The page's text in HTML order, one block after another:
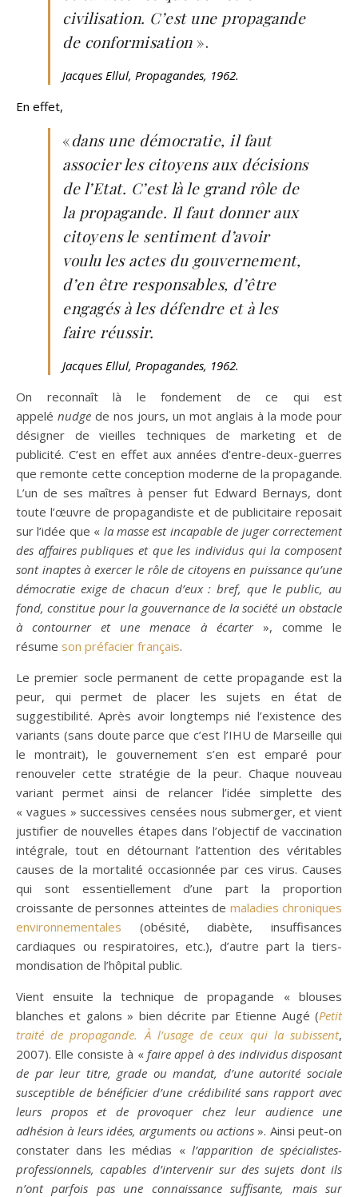
civilisation. C’est une propagande
de conformisation».
Jacques Ellul, Propagandes, 1962.
En effet,
«dans une démocratie, il faut
associer les citoyens aux décisions
de l’Etat. C’est là le grand rôle de
la propagande. Il faut donner aux
citoyens le sentiment d’avoir
voulu les actes du gouvernement,
d’en être responsables, d’être
engagés à les défendre et à les
faire réussir.
Jacques Ellul, Propagandes, 1962.
On reconnaît là le fondement de ce qui est
appelé nudge de nos jours, un mot anglais à la mode pour
désigner de vieilles techniques de marketing et de
publicité. C’est en effet aux années d’entre-deux-guerres
que remonte cette conception moderne de la propagande.
L’un de ses maîtres à penser fut Edward Bernays, dont
toute l’œuvre de propagandiste et de publicitaire reposait
sur l’idée que « la masse est incapable de juger correctement
des affaires publiques et que les individus qui la composent
sont inaptes à exercer le rôle de citoyens en puissance qu’une
démocratie exige de chacun d’eux : bref, que le public, au
fond, constitue pour la gouvernance de la société un obstacle
à contourner et une menace à écarter», comme le
résume son préfacier français.
Le premier socle permanent de cette propagande est la
peur, qui permet de placer les sujets en état de
suggestibilité. Après avoir longtemps nié l’existence des
variants (sans doute parce que c’est l’IHU de Marseille qui
le montrait), le gouvernement s’en est emparé pour
renouveler cette stratégie de la peur. Chaque nouveau
variant permet ainsi de relancer l’idée simplette des
« vagues » successives censées nous submerger, et vient
justifier de nouvelles étapes dans l’objectif de vaccination
intégrale, tout en détournant l’attention des véritables
causes de la mortalité occasionnée par ces virus. Causes
qui sont essentiellement d’une part la proportion
croissante de personnes atteintes de maladies chroniques
environnementales (obésité, diabète, insuffisances
cardiaques ou respiratoires, etc.), d’autre part la tiers-
mondisation de l’hôpital public.
Vient ensuite la technique de propagande « blouses
blanches et galons » bien décrite par Etienne Augé (Petit
traité de propagande. À l’usage de ceux qui la subissent,
2007). Elle consiste à « faire appel à des individus disposant
de par leur titre, grade ou mandat, d’une autorité sociale
susceptible de bénéficier d’une crédibilité sans rapport avec
leurs propos et de provoquer chez leur audience une
adhésion à leurs idées, arguments ou actions ». Ainsi peut-on
constater dans les médias «l’apparition de spécialistes-
professionnels, capables d’intervenir sur des sujets dont ils
n’ont parfois pas une connaissance suffisante, mais sur